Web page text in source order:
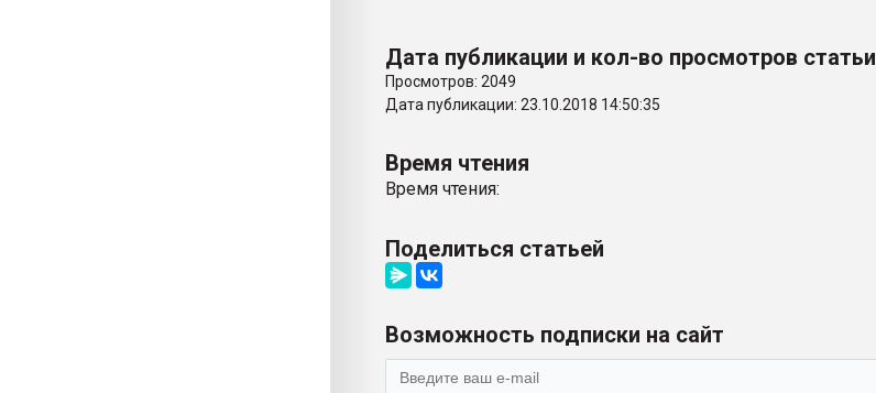
Дата публикации и кол-во просмотров статьи
Просмотров: 2049
Дата публикации: 23.10.2018 14:50:35
Время чтения
Время чтения:
Поделиться статьей
Возможность подписки на сайт